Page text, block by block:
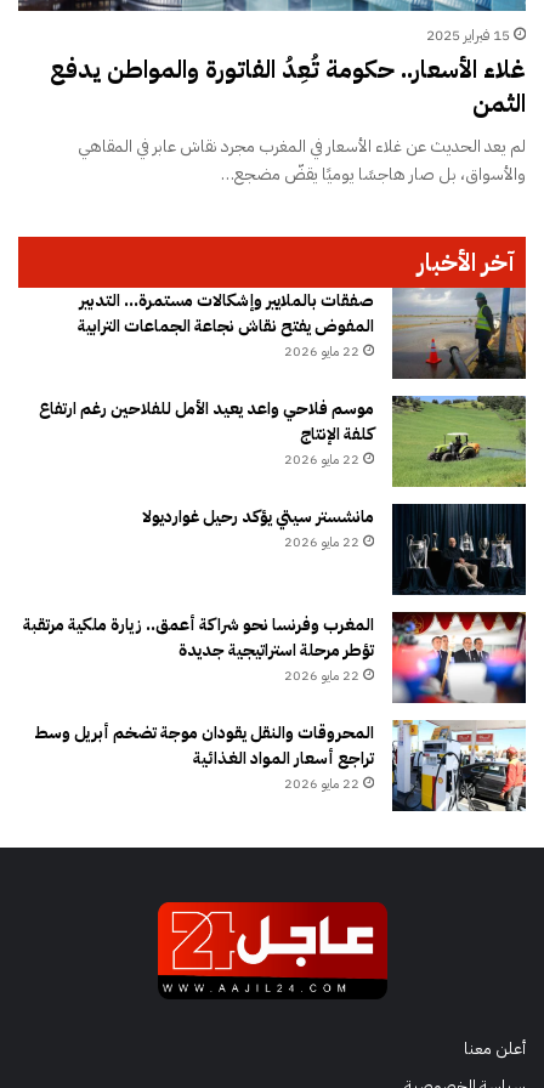
15 فبراير 2025
غلاء الأسعار.. حكومة تُعِدُ الفاتورة والمواطن يدفع
الثمن
لم يعد الحديث عن غلاء الأسعار في المغرب مجرد نقاش عابر في المقاهي
والأسواق، بل صار هاجسًا يوميًا يقضّ مضجع…
آخر الأخبار
صفقات بالملايير وإشكالات مستمرة… التدبير
المفوض يفتح نقاش نجاعة الجماعات الترابية
22 مايو 2026
موسم فلاحي واعد يعيد الأمل للفلاحين رغم ارتفاع
كلفة الإنتاج
22 مايو 2026
مانشستر سيتي يؤكد رحيل غوارديولا
22 مايو 2026
المغرب وفرنسا نحو شراكة أعمق.. زيارة ملكية مرتقبة
تؤطر مرحلة استراتيجية جديدة
22 مايو 2026
المحروقات والنقل يقودان موجة تضخم أبريل وسط
تراجع أسعار المواد الغذائية
22 مايو 2026
أعلن معنا